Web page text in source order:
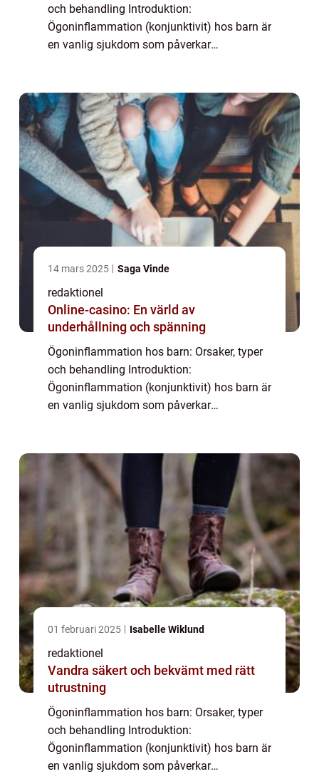
och behandling Introduktion:
Ögoninflammation (konjunktivit) hos barn är
en vanlig sjukdom som påverkar
behandling...
14 mars 2025 Saga Vinde
redaktionel
Online-casino: En värld av
underhållning och spänning
Ögoninflammation hos barn: Orsaker, typer
och behandling Introduktion:
Ögoninflammation (konjunktivit) hos barn är
en vanlig sjukdom som påverkar
behandling...
01 februari 2025 Isabelle Wiklund
redaktionel
Vandra säkert och bekvämt med rätt
utrustning
Ögoninflammation hos barn: Orsaker, typer
och behandling Introduktion:
Ögoninflammation (konjunktivit) hos barn är
en vanlig sjukdom som påverkar